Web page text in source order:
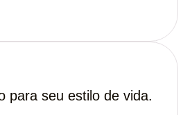
para seu estilo de vida.